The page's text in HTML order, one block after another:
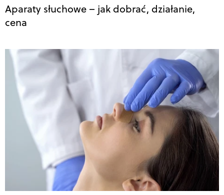
Aparaty słuchowe – jak dobrać, działanie,
cena